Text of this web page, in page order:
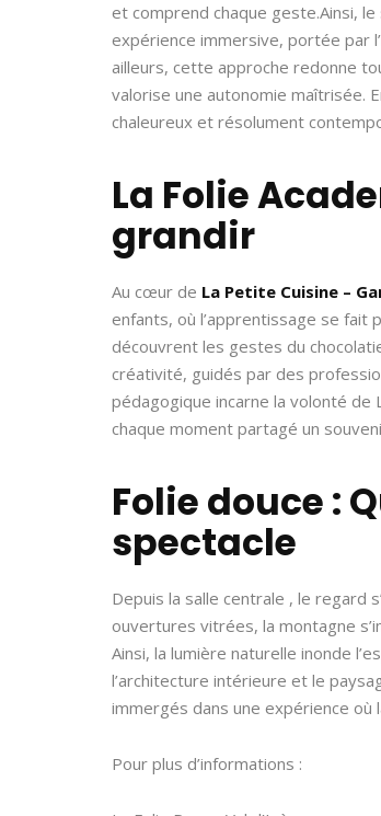
et comprend chaque geste.Ainsi,
expérience immersive, portée par
ailleurs, cette approche redonne
valorise une autonomie maîtrisée.
chaleureux et résolument
La Folie
grandir
Au cœur de La Petite Cuisine –
enfants, où l’apprentissage se fait
découvrent les gestes du
créativité, guidés par des
pédagogique incarne la volonté
chaque moment partagé un
Folie douce :
spectacle
Depuis la salle centrale , le regard
ouvertures vitrées, la montagne
Ainsi, la lumière naturelle inonde
l’architecture intérieure et le
immergés dans une expérience
Pour plus d’informations :